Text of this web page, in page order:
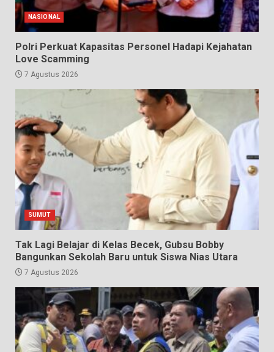
NASIONAL
Polri Perkuat Kapasitas Personel Hadapi Kejahatan
Love Scamming
7 Agustus 2026
SUMUT
Tak Lagi Belajar di Kelas Becek, Gubsu Bobby
Bangunkan Sekolah Baru untuk Siswa Nias Utara
7 Agustus 2026